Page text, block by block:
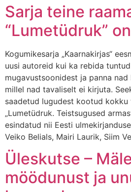
Sarja teine
“Lumetüdruk”
Kogumikesarja „Kaarnakirjas“
uusi autoreid kui ka rebida
mugavustsoonidest ja panna
millel nad tavaliselt ei kirjuta.
saadetud lugudest kootud kokku
„Lumetüdruk. Teistsugused
esindatud nii Eesti
Veiko Belials, Mairi Laurik, Siim
Üleskutse –
möödunust ja